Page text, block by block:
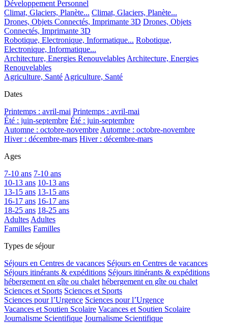
Développement Personnel
Climat, Glaciers, Planète... Climat, Glaciers, Planète...
Drones, Objets Connectés, Imprimante 3D Drones, Objets
Connectés, Imprimante 3D
Robotique, Electronique, Informatique... Robotique,
Electronique, Informatique...
Architecture, Energies Renouvelables Architecture, Energies
Renouvelables
Agriculture, Santé Agriculture, Santé
Dates
Printemps : avril-mai Printemps : avril-mai
Été : juin-septembre Été : juin-septembre
Automne : octobre-novembre Automne : octobre-novembre
Hiver : décembre-mars Hiver : décembre-mars
Ages
7-10 ans 7-10 ans
10-13 ans 10-13 ans
13-15 ans 13-15 ans
16-17 ans 16-17 ans
18-25 ans 18-25 ans
Adultes Adultes
Familles Familles
Types de séjour
Séjours en Centres de vacances Séjours en Centres de vacances
Séjours itinérants & expéditions Séjours itinérants & expéditions
hébergement en gîte ou chalet hébergement en gîte ou chalet
Sciences et Sports Sciences et Sports
Sciences pour l’Urgence Sciences pour l’Urgence
Vacances et Soutien Scolaire Vacances et Soutien Scolaire
Journalisme Scientifique Journalisme Scientifique